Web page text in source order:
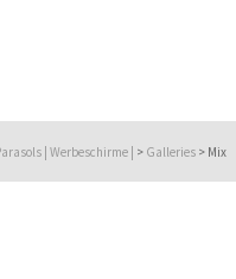
| Werbeschirme | > Galleries > Mix